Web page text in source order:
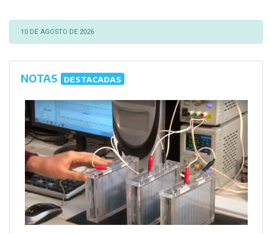
10 DE AGOSTO DE 2026
NOTAS DESTACADAS